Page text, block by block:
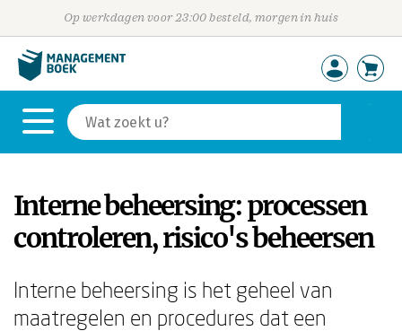
Op werkdagen voor 23:00 besteld, morgen in huis
Interne beheersing: processen
controleren, risico's beheersen
Interne beheersing is het geheel van
maatregelen en procedures dat een